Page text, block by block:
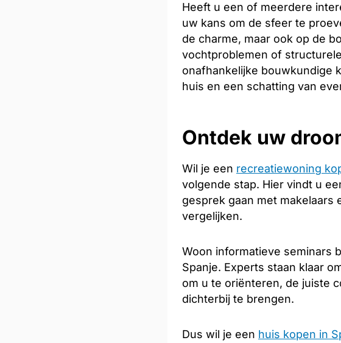
Heeft u een of meerdere
uw kans om de sfeer te
de charme, maar ook op de
vochtproblemen of
onafhankelijke bouwkundige
huis en een schatting van
Ontdek uw
Wil je een recreatiewoning
volgende stap. Hier vindt u
gesprek gaan met makelaars
vergelijken.
Woon informatieve seminars
Spanje. Experts staan klaar
om u te oriënteren, de juiste
dichterbij te brengen.
Dus wil je een huis kopen in